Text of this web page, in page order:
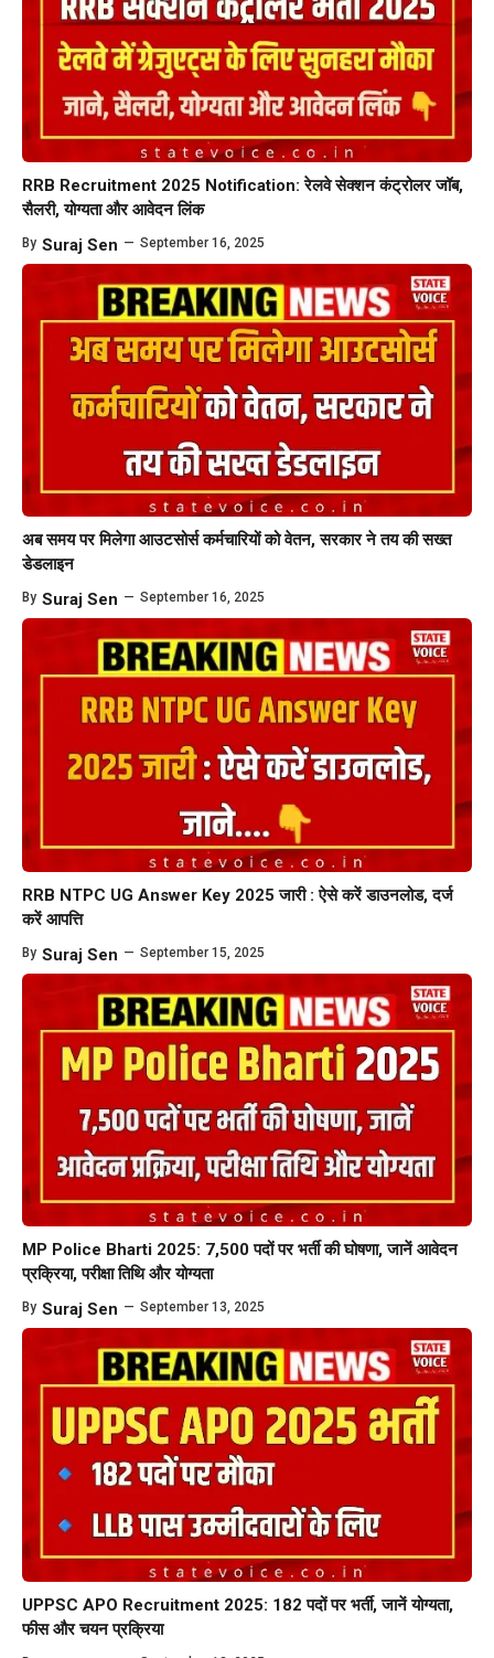
RRB Recruitment 2025 Notification: रेलवे सेक्शन कंट्रोलर जॉब,
सैलरी, योग्यता और आवेदन लिंक
By Suraj Sen — September 16, 2025
अब समय पर मिलेगा आउटसोर्स कर्मचारियों को वेतन, सरकार ने तय की सख्त
डेडलाइन
By Suraj Sen — September 16, 2025
RRB NTPC UG Answer Key 2025 जारी : ऐसे करें डाउनलोड, दर्ज
करें आपत्ति
By Suraj Sen — September 15, 2025
MP Police Bharti 2025: 7,500 पदों पर भर्ती की घोषणा, जानें आवेदन
प्रक्रिया, परीक्षा तिथि और योग्यता
By Suraj Sen — September 13, 2025
UPPSC APO Recruitment 2025: 182 पदों पर भर्ती, जानें योग्यता,
फीस और चयन प्रक्रिया